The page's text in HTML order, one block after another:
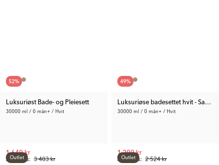
52%
Luksuriøst Bade- og Pleiesett
30000 ml / 0 mån+ / Hvit
Anb. Pris: 3 403 kr
1 649 kr
49%
Luksuriøse badesettet hvit -
30000 ml / 0 mån+ / Hvit
Anb. Pris: 2 524 kr
1 299 kr
Outlet Outlet